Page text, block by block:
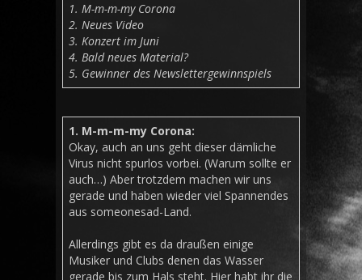
1. M-m-m-my Corona
2. Neues Video
3. Konzert im Juni
4. Bald neues Material?
5. Gewinner des Newslettergewinnspiels
1. M-m-m-my Corona:
Okay, auch an uns geht dieser dämliche
Virus nicht spurlos vorbei. (Warum sollte er
auch…) Aber trotzdem machen wir uns
gerade und haben wieder viel Spannendes
aus someonesad-Land.
Allerdings gibt es da draußen einige
Musiker und Clubs denen das Wasser
gerade bis zum Hals steht. Hier habt ihr die